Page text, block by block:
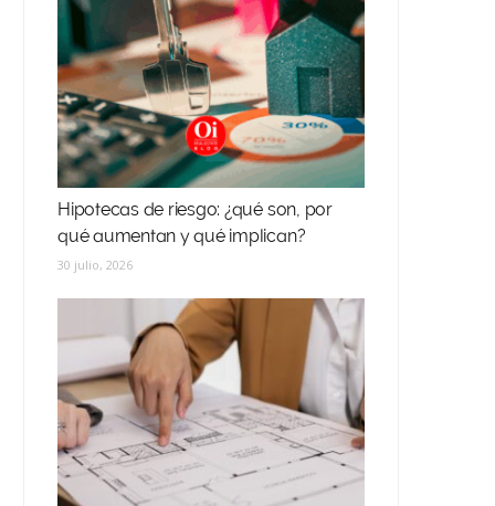
Hipotecas de riesgo: ¿qué son, por
qué aumentan y qué implican?
30 julio, 2026